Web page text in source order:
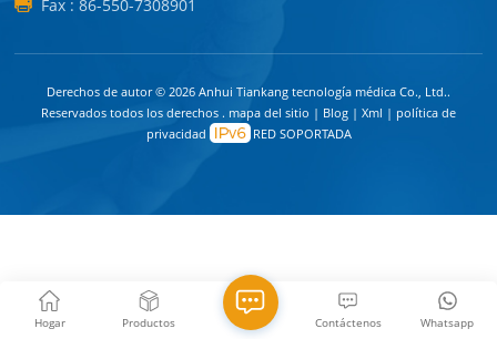
Fax : 86-550-7308901
Derechos de autor © 2026 Anhui Tiankang tecnología médica Co., Ltd..
Reservados todos los derechos . mapa del sitio | Blog | Xml | política de
privacidad
RED SOPORTADA
Hogar Productos Whatsapp
Contáctenos